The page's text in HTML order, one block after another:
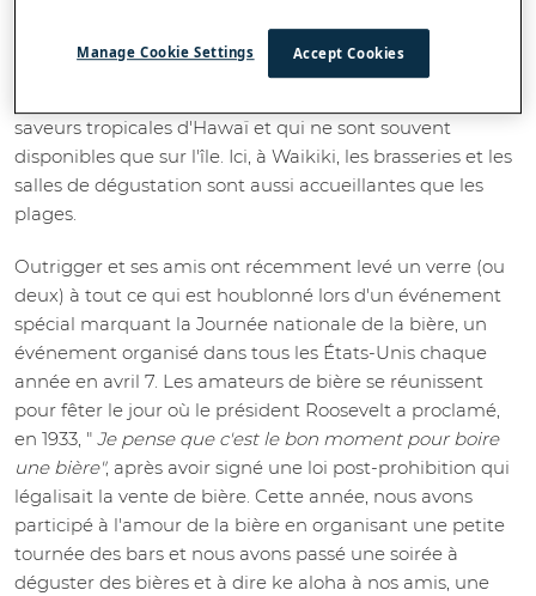
De Maui à Oahu, les microbrasseries
saveurs tropicales d'Hawaï et qui ne sont souvent
disponibles que sur l'île. Ici, à Waikiki, les brasseries et les
salles de dégustation sont aussi accueillantes que les
plages.
Outrigger et ses amis ont récemment levé un verre (ou
deux) à tout ce qui est houblonné lors d'un événement
spécial marquant la Journée nationale de la bière, un
événement organisé dans tous les États-Unis chaque
année en avril 7. Les amateurs de bière se réunissent
pour fêter le jour où le président Roosevelt a proclamé,
en 1933, " Je pense que c'est le bon moment pour boire
une bière", après avoir signé une loi post-prohibition qui
légalisait la vente de bière. Cette année, nous avons
participé à l'amour de la bière en organisant une petite
tournée des bars et nous avons passé une soirée à
déguster des bières et à dire ke aloha à nos amis, une
Accept Cookies
Manage Cookie Settings